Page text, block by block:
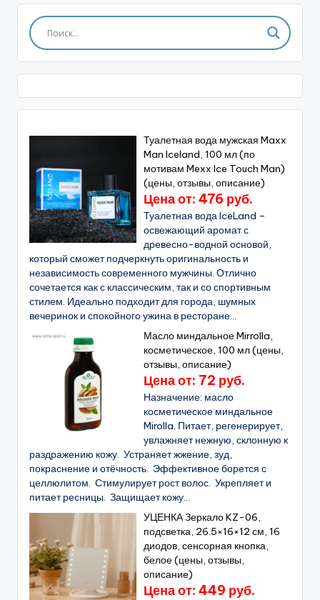
Туалетная вода мужская Maxx
Man Iceland, 100 мл (по
мотивам Mexx Ice Touch Man)
(цены, отзывы, описание)
Цена от: 476 руб.
Туалетная вода IceLand –
освежающий аромат с
древесно-водной основой,
который сможет подчеркнуть оригинальность и
независимость современного мужчины. Отлично
сочетается как с классическим, так и со спортивным
стилем. Идеально подходит для города, шумных
вечеринок и спокойного ужина в ресторане...
Масло миндальное Mirrolla,
косметическое, 100 мл (цены,
отзывы, описание)
Цена от: 72 руб.
Назначение: масло
косметическое миндальное
Mirolla. Питает, регенерирует,
увлажняет нежную, склонную к
раздражению кожу. Устраняет жжение, зуд,
покраснение и отёчность. Эффективное борется с
целлюлитом. Стимулирует рост волос. Укрепляет и
питает ресницы. Защищает кожу...
УЦЕНКА Зеркало KZ-06,
подсветка, 26.5×16×12 см, 16
диодов, сенсорная кнопка,
белое (цены, отзывы,
описание)
Цена от: 449 руб.